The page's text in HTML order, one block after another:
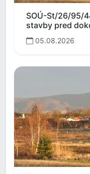
SOÚ-St/26/95/
stavby pred
05.08.2026